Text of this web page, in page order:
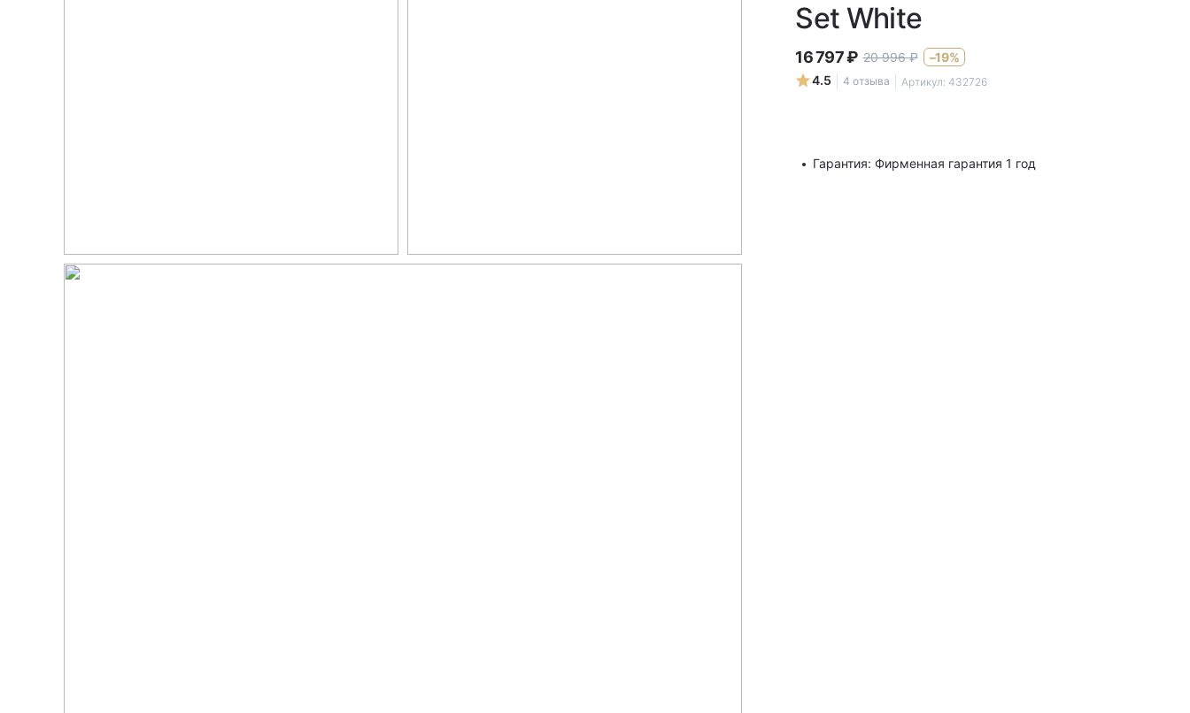
Set White
16 797₽ 20 996 ₽
–19%
4.5
4 отзыва Артикул: 432726
Гарантия: Фирменная гарантия 1 год